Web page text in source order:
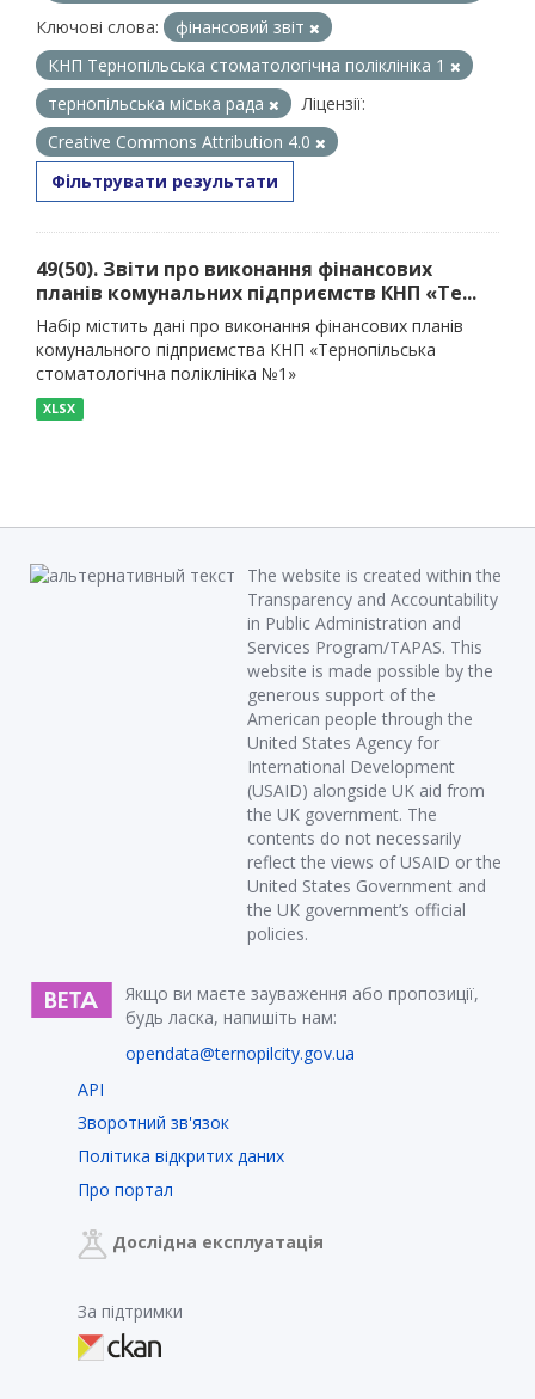
Ключові слова:
фінансовий звіт
КНП Тернопільська стоматологічна поліклініка 1
тернопільська міська рада
Ліцензії:
Creative Commons Attribution 4.0
Фільтрувати результати
49(50). Звіти про виконання фінансових
планів комунальних підприємств КНП «Те...
Набір містить дані про виконання фінансових планів
комунального підприємства КНП «Тернопільська
стоматологічна поліклініка №1»
XLSX
The website is created within the
Transparency and Accountability
in Public Administration and
Services Program/TAPAS. This
website is made possible by the
generous support of the
American people through the
United States Agency for
International Development
(USAID) alongside UK aid from
the UK government. The
contents do not necessarily
reflect the views of USAID or the
United States Government and
the UK government’s official
policies.
Якщо ви маєте зауваження або пропозиції,
будь ласка, напишіть нам:
opendata@ternopilcity.gov.ua
API
Зворотний зв'язок
Політика відкритих даних
Про портал
Дослідна експлуатація
За підтримки